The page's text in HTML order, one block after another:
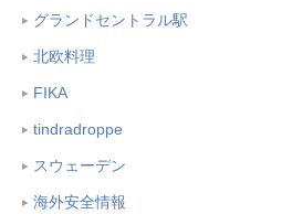
グランドセントラル駅
北欧料理
FIKA
tindradroppe
スウェーデン
海外安全情報